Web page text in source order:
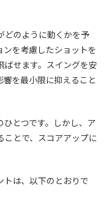
どのように動くかを予
を考慮したショットを
ばせます。スイングを安
を最小限に抑えること
とつです。しかし、ア
ことで、スコアアップに
トは、以下のとおりで